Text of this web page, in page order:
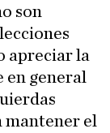
son
apreciar la
en general
mantener el